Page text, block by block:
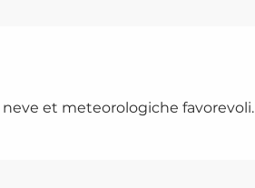
et meteorologiche favorevoli.